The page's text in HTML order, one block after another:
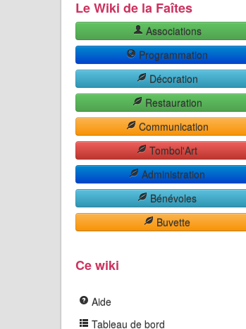
Le Wiki de la Faîtes
Associations
Programmation
Décoration
Restauration
Communication
Tombol'Art
Administration
Bénévoles
Buvette
Ce wiki
Aide
Tableau de bord